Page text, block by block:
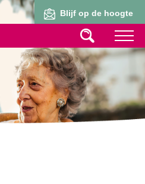
Blijf op de hoogte